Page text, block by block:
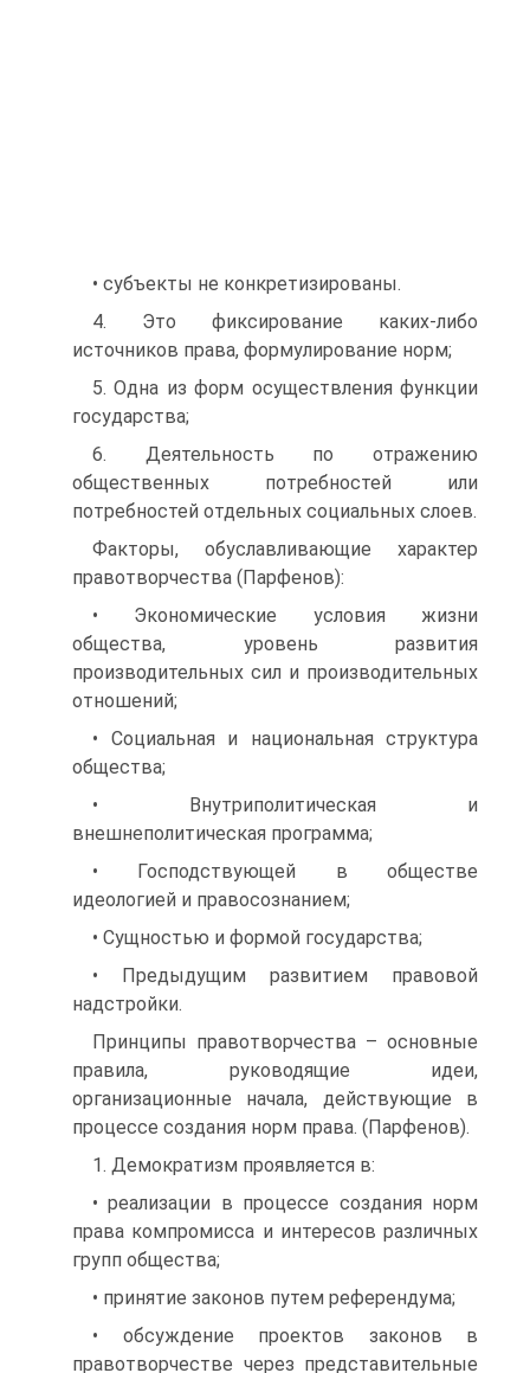
• субъекты не конкретизированы.
4. Это фиксирование каких-либо
источников права, формулирование норм;
5. Одна из форм осуществления функции
государства;
6. Деятельность по отражению
общественных потребностей или
потребностей отдельных социальных слоев.
Факторы, обуславливающие характер
правотворчества (Парфенов):
• Экономические условия жизни
общества, уровень развития
производительных сил и производительных
отношений;
• Социальная и национальная структура
общества;
• Внутриполитическая и
внешнеполитическая программа;
• Господствующей в обществе
идеологией и правосознанием;
• Сущностью и формой государства;
• Предыдущим развитием правовой
надстройки.
Принципы правотворчества – основные
правила, руководящие идеи,
организационные начала, действующие в
процессе создания норм права. (Парфенов).
1. Демократизм проявляется в:
• реализации в процессе создания норм
права компромисса и интересов различных
групп общества;
• принятие законов путем референдума;
• обсуждение проектов законов в
правотворчестве через представительные